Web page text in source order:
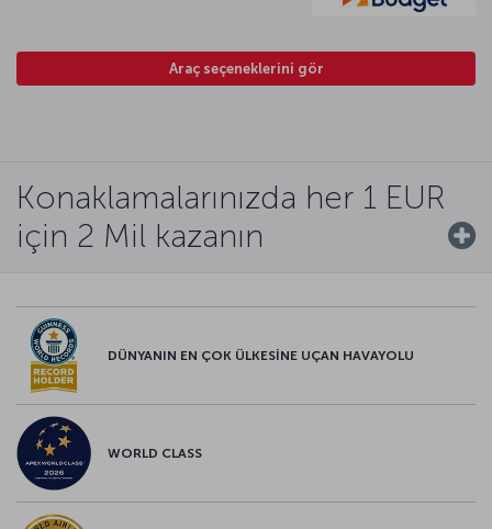
Araç seçeneklerini gör
Konaklamalarınızda her 1 EUR
için 2 Mil kazanın
DÜNYANIN EN ÇOK ÜLKESİNE UÇAN HAVAYOLU
WORLD CLASS